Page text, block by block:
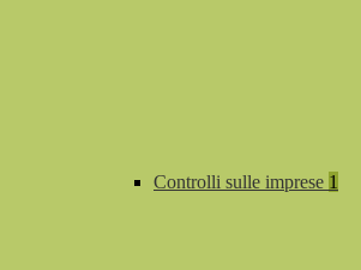
Controlli sulle imprese 1